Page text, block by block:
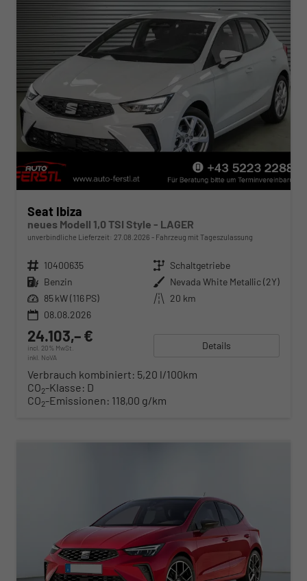
Seat Ibiza
neues Modell 1,0 TSI Style - LAGER
unverbindliche Lieferzeit: 27.08.2026 Fahrzeug mit Tageszulassung
Fahrzeugnr. 10400635 Getriebe Schaltgetriebe
Kraftstoff Benzin Außenfarbe Nevada White Metallic (2Y)
Leistung 85 kW (116 PS) Kilometerstand 20 km
08.08.2026
24.103,– €
incl. 20% MwSt.
inkl. NoVA
Details
Verbrauch kombiniert: 5,20 l/100km
CO2-Klasse: D
CO2-Emissionen: 118,00 g/km